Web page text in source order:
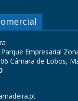
Empresarial
Câmara de Lobos,